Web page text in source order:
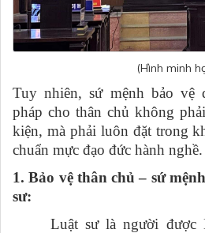
(Hình minh
Tuy nhiên, sứ mệnh bảo
pháp cho thân chủ không
kiện, mà phải luôn đặt trong
chuẩn mực đạo đức hành nghề.
1. Bảo vệ thân chủ – sứ
sư:
Luật sư là người được